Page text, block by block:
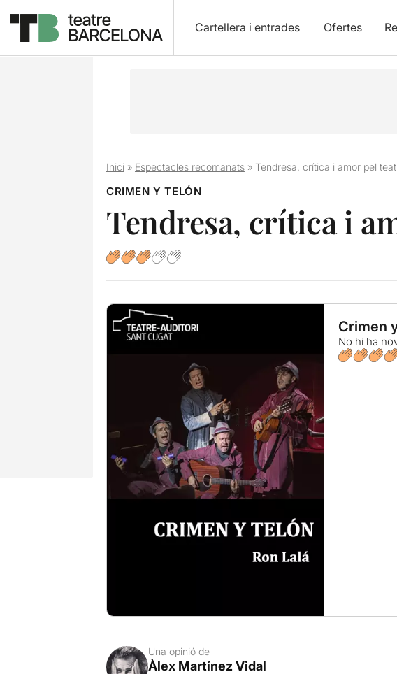
Cartellera i entrades Ofertes
Inici» Espectacles recomanats» Tendresa, crítica i amor pel
CRIMEN Y TELÓN
Tendresa, crítica i
Crimen
No hi ha
Una opinió de
Àlex Martínez Vidal